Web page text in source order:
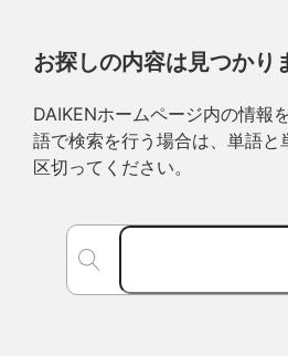
お探しの内容は見つかり
DAIKENホームページ内の情報
語で検索を行う場合は、単語と
区切ってください。